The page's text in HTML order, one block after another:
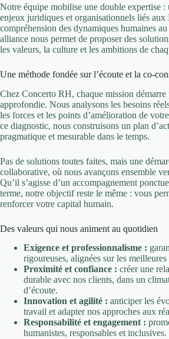
Notre équipe mobilise une double expertise :
enjeux juridiques et organisationnels liés aux
compréhension des dynamiques humaines
alliance nous permet de proposer des
les valeurs, la culture et les ambitions de
Une méthode fondée sur l’écoute et la co-
Chez Concerto RH, chaque mission démarre
approfondie. Nous analysons les besoins
les forces et les points d’amélioration de
ce diagnostic, nous construisons un plan
pragmatique et mesurable dans le temps.
Pas de solutions toutes faites, mais une
collaborative, où nous avançons ensemble
Qu’il s’agisse d’un accompagnement
terme, notre objectif reste le même : vous
renforcer votre capital humain.
Des valeurs qui nous animent au quotidien
Exigence et professionnalisme :
rigoureuses, alignées sur les
Proximité et confiance : créer une
durable avec nos clients, dans un
d’écoute.
Innovation et agilité : anticiper les
travail et adapter nos approches aux
Responsabilité et engagement :
humanistes, responsables et inclusives.